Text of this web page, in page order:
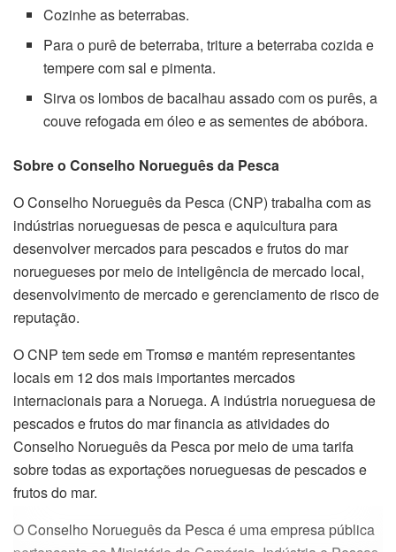
Cozinhe as beterrabas.
Para o purê de beterraba, triture a beterraba cozida e
tempere com sal e pimenta.
Sirva os lombos de bacalhau assado com os purês, a
couve refogada em óleo e as sementes de abóbora.
Sobre o Conselho Norueguês da Pesca
O Conselho Norueguês da Pesca (CNP) trabalha com as
indústrias norueguesas de pesca e aquicultura para
desenvolver mercados para pescados e frutos do mar
noruegueses por meio de inteligência de mercado local,
desenvolvimento de mercado e gerenciamento de risco de
reputação.
O CNP tem sede em Tromsø e mantém representantes
locais em 12 dos mais importantes mercados
internacionais para a Noruega. A indústria norueguesa de
pescados e frutos do mar financia as atividades do
Conselho Norueguês da Pesca por meio de uma tarifa
sobre todas as exportações norueguesas de pescados e
frutos do mar.
O Conselho Norueguês da Pesca é uma empresa pública